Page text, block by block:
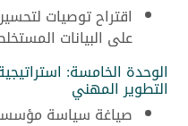
اقتراح توصيات
على البيانات
الوحدة الخامسة:
التطوير المهني
صياغة سياسة